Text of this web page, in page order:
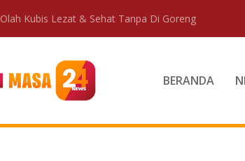
Olah Kubis Lezat & Sehat Tanpa Di Goreng
BERANDA